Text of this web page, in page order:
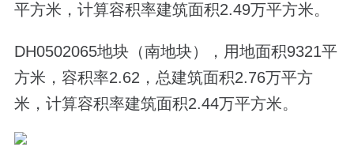
平方米，计算容积率建筑面积2.49万平方米。
DH0502065地块（南地块），用地面积9321平
方米，容积率2.62 ，总建筑面积2.76万平方
米，计算容积率建筑面积2.44万平方米。